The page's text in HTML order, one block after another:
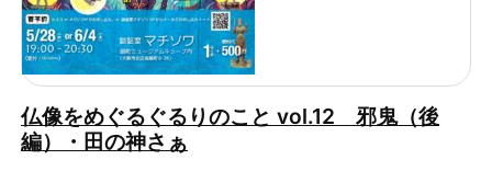
仏像をめぐるぐるりのこと vol.12 邪鬼（後
編）・田の神さぁ